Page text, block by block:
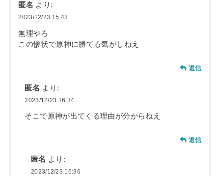
匿名 より:
2023/12/23 15:43
無理やろ
この惨状で原神に勝てる気がしねえ
返信
匿名 より:
2023/12/23 16:34
そこで原神が出てくる理由が分からねえ
返信
匿名 より:
2023/12/23 16:36